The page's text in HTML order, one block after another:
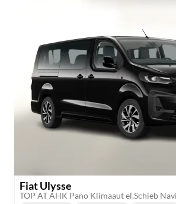
Fiat Ulysse
TOP AT AHK Pano Klimaaut el.Schieb Navi